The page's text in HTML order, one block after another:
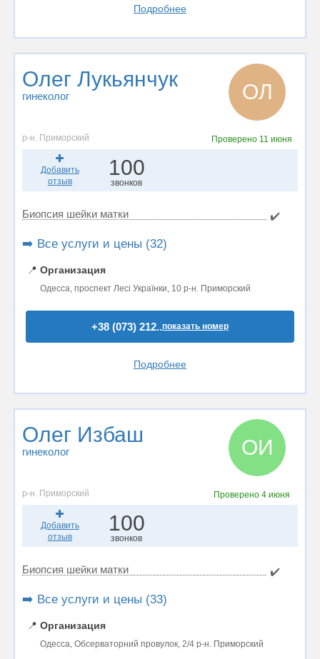
Подробнее
Олег Лукьянчук
гинеколог ОЛ
р-н. Приморский Проверено 11 июня
Добавить
отзыв
100
звонков
Биопсия шейки матки ✔️
➡️ Все услуги и цены (32)
📍 Организация
Одесса, проспект Лесі Українки, 10 р-н. Приморский
+38 (073) 212..показать номер
Подробнее
Олег Избаш
гинеколог ОИ
р-н. Приморский Проверено4 июня
Добавить
отзыв
100
звонков
Биопсия шейки матки ✔️
➡️ Все услуги и цены (33)
📍 Организация
Одесса, Обсерваторний провулок, 2/4 р-н. Приморский